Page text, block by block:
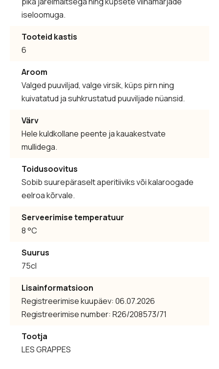
iseloomuga.
Tooteid kastis
6
Aroom
Valged puuviljad, valge virsik, küps pirn ning
kuivatatud ja suhkrustatud puuviljade nüansid.
Värv
Hele kuldkollane peente ja kauakestvate
mullidega.
Toidusoovitus
Sobib suurepäraselt aperitiiviks või kalaroogade
eelroa kõrvale.
Serveerimise temperatuur
8 °C
Suurus
75cl
Lisainformatsioon
Registreerimise kuupäev: 06.07.2026
Registreerimise number: R26/208573/71
Tootja
LES GRAPPES